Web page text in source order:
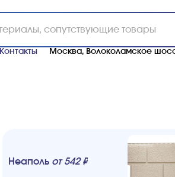
Контакты Москва, Волоколамское
Неаполь от542₽